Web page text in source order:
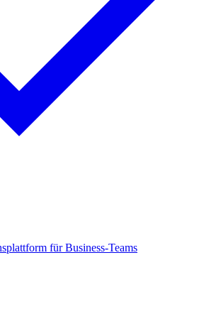
für Business-Teams